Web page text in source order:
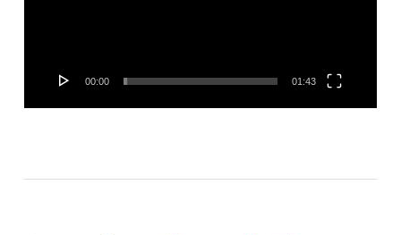
00:00 01:43